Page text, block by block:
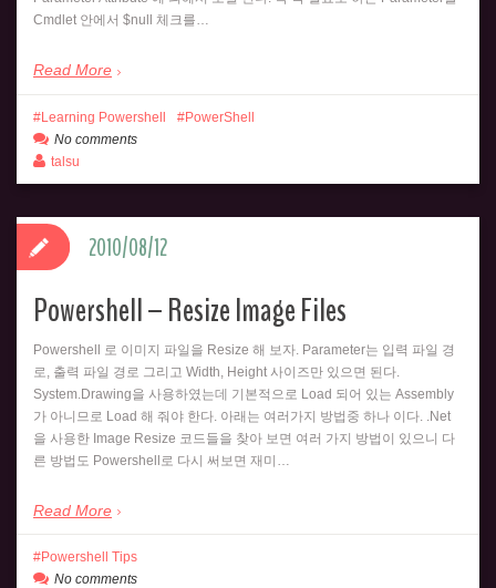
Cmdlet 안에서 $null 체크를…
Read More
Learning Powershell
PowerShell
No comments
talsu
Powershell – Resize Image Files
Powershell 로 이미지 파일을 Resize 해 보자. Parameter는 입력 파일 경
로, 출력 파일 경로 그리고 Width, Height 사이즈만 있으면 된다.
System.Drawing을 사용하였는데 기본적으로 Load 되어 있는 Assembly
가 아니므로 Load 해 줘야 한다. 아래는 여러가지 방법중 하나 이다. .Net
을 사용한 Image Resize 코드들을 찾아 보면 여러 가지 방법이 있으니 다
른 방법도 Powershell로 다시 써보면 재미…
Read More
2010/08/12
Powershell Tips
No comments